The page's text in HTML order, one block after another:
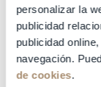
personalizar la
publicidad
publicidad
navegación.
de cookies.